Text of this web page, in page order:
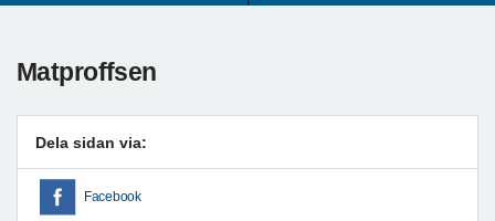
Matproffsen
Dela sidan via:
Facebook